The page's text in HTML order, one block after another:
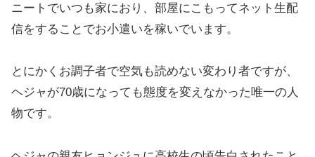
ニートでいつも家におり、部屋にこもってネット生配
信をすることでお小遣いを稼いでいます。
とにかくお調子者で空気も読めない変わり者ですが、
ヘジャが70歳になっても態度を変えなかった唯一の人
物です。